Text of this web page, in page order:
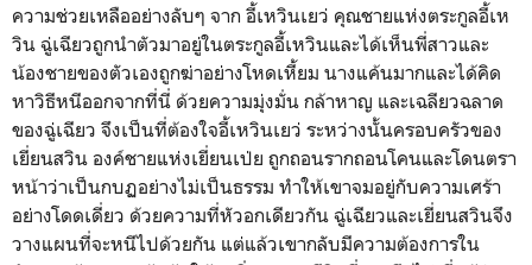
ความช่วยเหลืออย่างลับๆ จาก อี้เหวินเยว่ คุณชายแห่งตระกูลอี้เห
วิน ฉู่เฉียวถูกนำตัวมาอยู่ในตระกูลอี้เหวินและได้เห็นพี่สาวและ
น้องชายของตัวเองถูกฆ่าอย่างโหดเหี้ยม นางแค้นมากและได้คิด
หาวิธีหนีออกจากที่นี่ ด้วยความมุ่งมั่น กล้าหาญ และเฉลียวฉลาด
ของฉู่เฉียว จึงเป็นที่ต้องใจอี้เหวินเยว่ ระหว่างนั้นครอบครัวของ
เยี่ยนสวิน องค์ชายแห่งเยี่ยนเป่ย ถูกถอนรากถอนโคนและโดนตรา
หน้าว่าเป็นกบฏอย่างไม่เป็นธรรม ทำให้เขาจมอยู่กับความเศร้า
อย่างโดดเดี่ยว ด้วยความที่หัวอกเดียวกัน ฉู่เฉียวและเยี่ยนสวินจึง
วางแผนที่จะหนีไปด้วยกัน แต่แล้วเขากลับมีความต้องการใน